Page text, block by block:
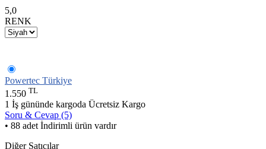
5,0
RENK
Powertec Türkiye
1.550 TL
1 İş gününde kargoda Ücretsiz Kargo
Soru & Cevap (5)
• 88 adet İndirimli ürün vardır
Diğer Satıcılar